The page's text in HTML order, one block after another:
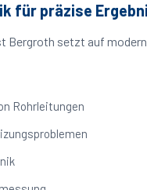
für präzise
Bergroth setzt auf
Rohrleitungen